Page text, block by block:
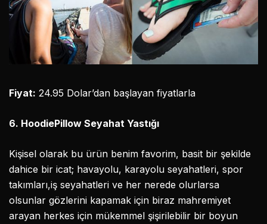
Fiyat: 24.95 Dolar’dan başlayan fiyatlarla
6. HoodiePillow Seyahat Yastığı
Kişisel olarak bu ürün benim favorim, basit bir şekilde
dahice bir icat; havayolu, karayolu seyahatleri, spor
takımları,iş seyahatleri ve her nerede olurlarsa
olsunlar gözlerini kapamak için biraz mahremiyet
arayan herkes için mükemmel şişirilebilir bir boyun